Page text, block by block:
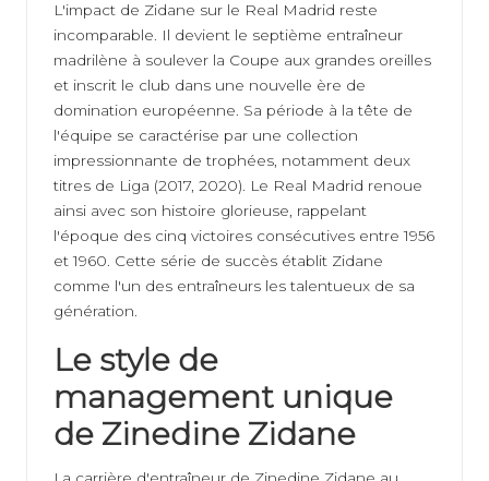
L'impact de Zidane sur le Real Madrid reste
incomparable. Il devient le septième entraîneur
madrilène à soulever la Coupe aux grandes oreilles
et inscrit le club dans une nouvelle ère de
domination européenne. Sa période à la tête de
l'équipe se caractérise par une collection
impressionnante de trophées, notamment deux
titres de Liga (2017, 2020). Le Real Madrid renoue
ainsi avec son histoire glorieuse, rappelant
l'époque des cinq victoires consécutives entre 1956
et 1960. Cette série de succès établit Zidane
comme l'un des entraîneurs les talentueux de sa
génération.
Le style de
management unique
de Zinedine Zidane